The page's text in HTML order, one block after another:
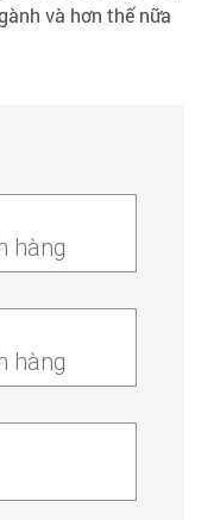
và hơn thế nữa
hàng
hàng